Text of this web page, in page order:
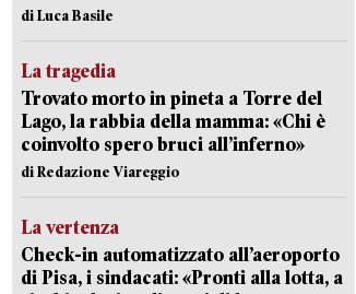
di Luca Basile
La tragedia
Trovato morto in pineta a Torre del
Lago, la rabbia della mamma: «Chi è
coinvolto spero bruci all’inferno»
di Redazione Viareggio
La vertenza
Check-in automatizzato all’aeroporto
di Pisa, i sindacati: «Pronti alla lotta, a